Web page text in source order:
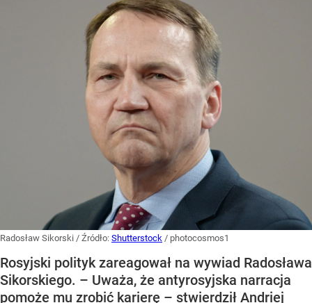
Radosław Sikorski / Źródło: Shutterstock / photocosmos1
Rosyjski polityk zareagował na wywiad Radosława
Sikorskiego. – Uważa, że antyrosyjska narracja
pomoże mu zrobić karierę – stwierdził Andriej